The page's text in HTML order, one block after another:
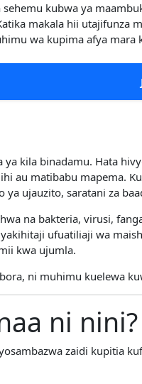
kubwa ya
makala hii utajifunza
wa kupima afya
ya kila binadamu. Hata
au matibabu mapema.
ujauzito, saratani za
na bakteria, virusi,
ufuatiliaji wa
kwa ujumla.
ni muhimu kuelewa
ni nini?
zaidi kupitia